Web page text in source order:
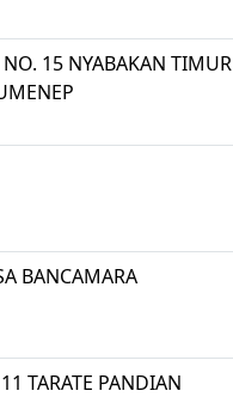
15 NYABAKAN TIMUR
BANCAMARA
TARATE PANDIAN